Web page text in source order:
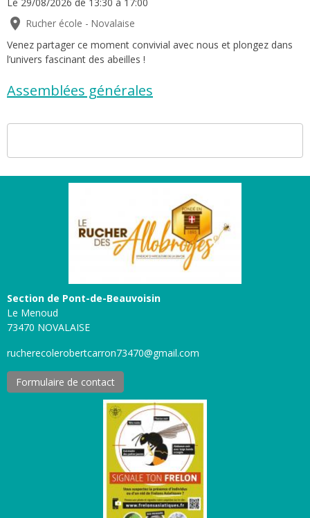
Rucher école - Novalaise
Venez partager ce moment convivial avec nous et plongez dans
l’univers fascinant des abeilles !
Assemblées générales
Section de Pont-de-Beauvoisin
Le Menoud
73470 NOVALAISE
rucherecolerobertcarron73470@gmail.com
Formulaire de contact